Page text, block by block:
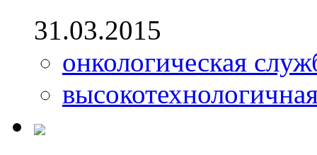
31.03.2015
онкологическая